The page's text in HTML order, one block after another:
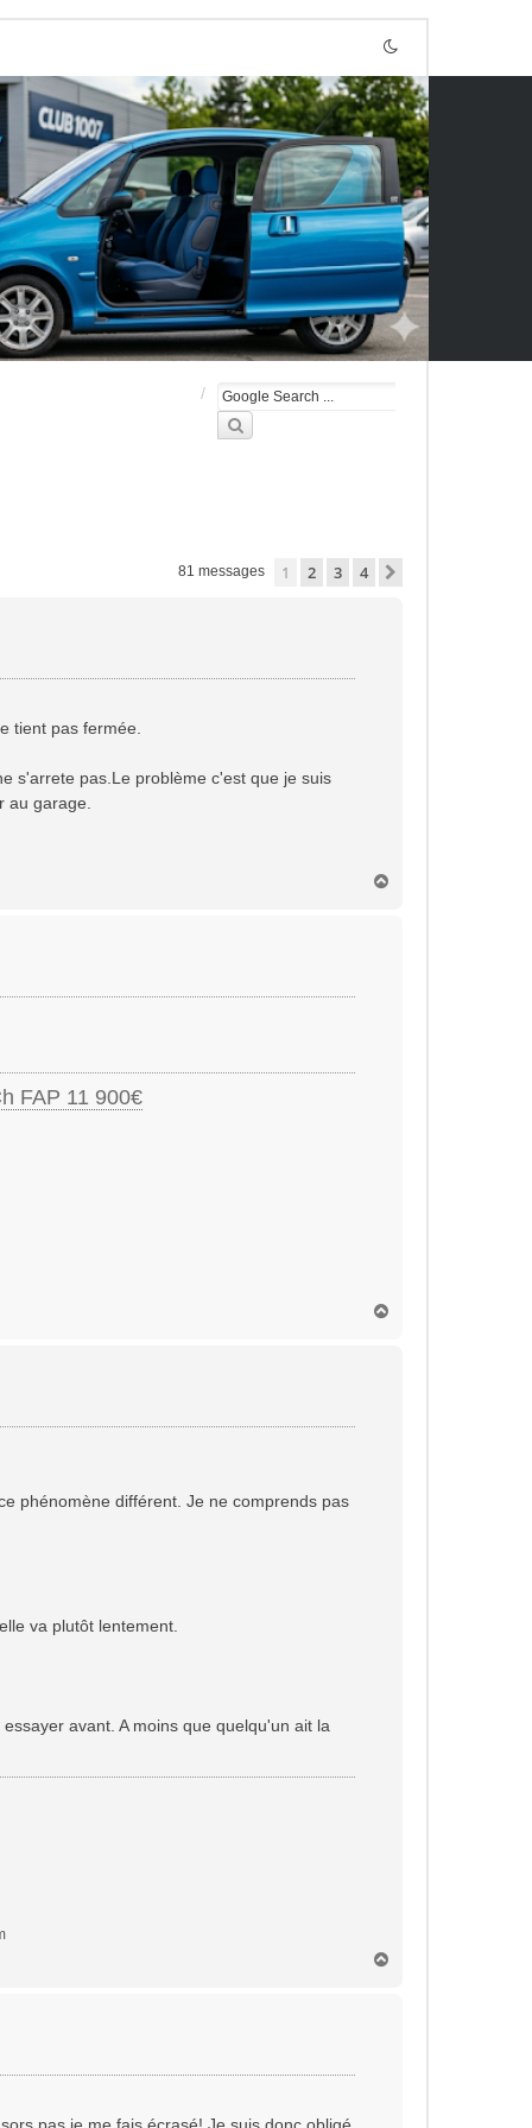
81 messages 1 2 3 4
tient pas fermée.
s'arrete pas.Le problème c'est que je suis
au garage.
FAP 11 900€
phénomène différent. Je ne comprends pas
va plutôt lentement.
avant. A moins que quelqu'un ait la